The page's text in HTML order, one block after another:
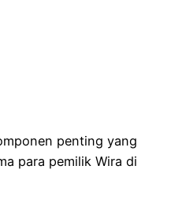
penting yang
para pemilik Wira di